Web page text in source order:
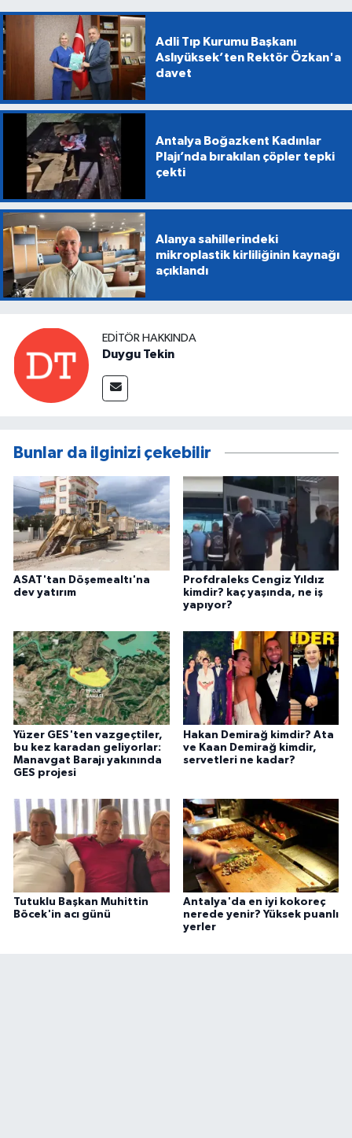
Adli Tıp Kurumu Başkanı
Aslıyüksek’ten Rektör Özkan'a
davet
Antalya Boğazkent Kadınlar
Plajı’nda bırakılan çöpler tepki
çekti
Alanya sahillerindeki
mikroplastik kirliliğinin kaynağı
açıklandı
EDITÖR HAKKINDA
Duygu Tekin
Bunlar da ilginizi çekebilir
ASAT'tan Döşemealtı'na
dev yatırım
Profdraleks Cengiz Yıldız
kimdir? kaç yaşında, ne iş
yapıyor?
Yüzer GES'ten vazgeçtiler,
bu kez karadan geliyorlar:
Manavgat Barajı yakınında
GES projesi
Hakan Demirağ kimdir? Ata
ve Kaan Demirağ kimdir,
servetleri ne kadar?
Tutuklu Başkan Muhittin
Böcek'in acı günü
Antalya'da en iyi kokoreç
nerede yenir? Yüksek puanlı
yerler